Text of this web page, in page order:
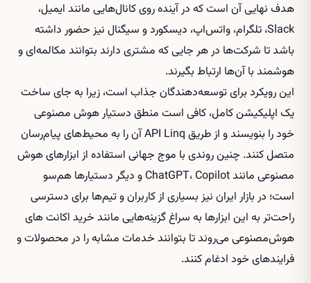
هدف نهایی آن است که در آینده روی کانال‌هایی مانند ایمیل،
Slack، تلگرام، واتس‌اپ، دیسکورد و سیگنال نیز حضور داشته
باشد تا شرکت‌ها در هر جایی که مشتری دارند بتوانند مکالمه‌ای و
هوشمند با آن‌ها ارتباط بگیرند.
این رویکرد برای توسعه‌دهندگان جذاب است، زیرا به جای ساخت
یک اپلیکیشن کامل، کافی است منطق دستیار هوش مصنوعی
خود را بنویسند و از طریق API Linq آن را به محیط‌های پیام‌رسان
متصل کنند. چنین روندی با موج جهانی استفاده از ابزارهای هوش
مصنوعی مانند ChatGPT، Copilot و دیگر دستیارها هم‌سو
است؛ در بازار ایران نیز بسیاری از کاربران و تیم‌ها برای دسترسی
راحت‌تر به این ابزارها به سراغ گزینه‌هایی مانند خرید اکانت های
هوش‌مصنوعی می‌روند تا بتوانند خدمات مشابه را در محصولات و
فرایندهای خود ادغام کنند.